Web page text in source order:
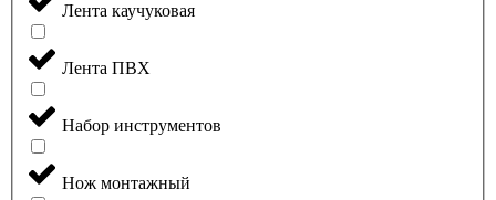
Лента каучуковая
Лента ПВХ
Набор инструментов
Нож монтажный